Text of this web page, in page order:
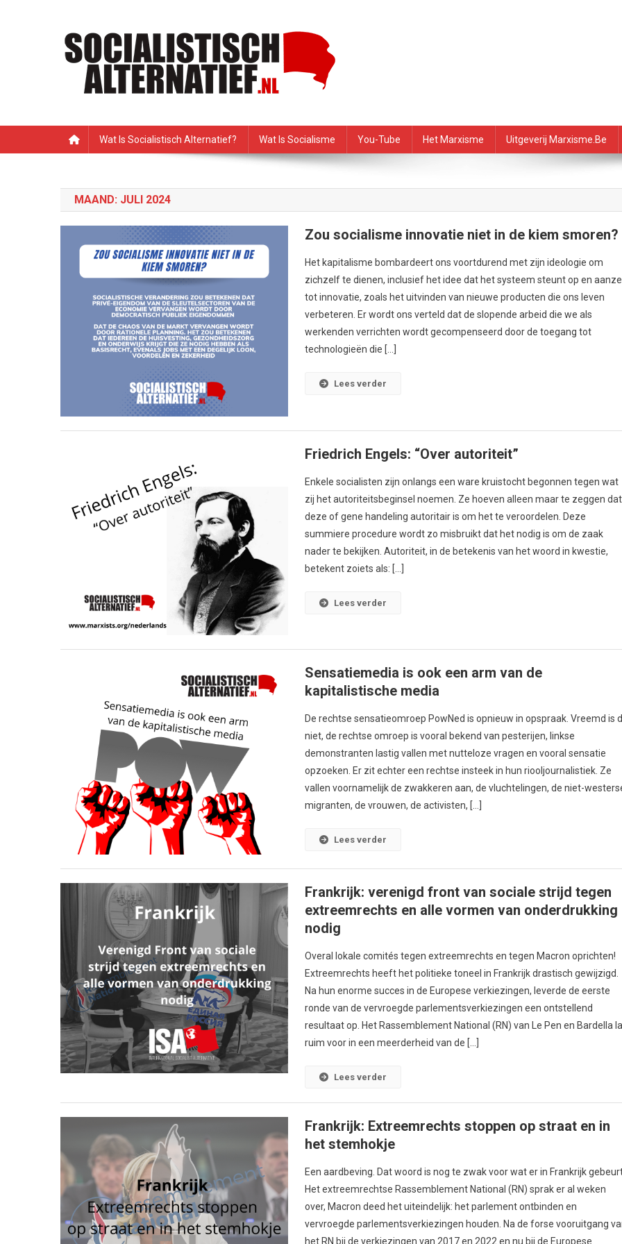
Wat Is Socialistisch Alternatief? Wat Is Socialisme You-Tube Het Marxisme Uitgeverij Marxisme.be
MAAND: JULI 2024
Zou socialisme innovatie niet in de kiem smoren?
Het kapitalisme bombardeert ons voortdurend met zijn ideologie om
zichzelf te dienen, inclusief het idee dat het systeem steunt op en
tot innovatie, zoals het uitvinden van nieuwe producten die ons leven
verbeteren. Er wordt ons verteld dat de slopende arbeid die we als
werkenden verrichten wordt gecompenseerd door de toegang tot
technologieën die […]
Lees verder
Friedrich Engels: “Over autoriteit”
Enkele socialisten zijn onlangs een ware kruistocht begonnen tegen wat
zij het autoriteitsbeginsel noemen. Ze hoeven alleen maar te zeggen dat
deze of gene handeling autoritair is om het te veroordelen. Deze
summiere procedure wordt zo misbruikt dat het nodig is om de zaak
nader te bekijken. Autoriteit, in de betekenis van het woord in kwestie,
betekent zoiets als: […]
Lees verder
Sensatiemedia is ook een arm van de
kapitalistische media
De rechtse sensatieomroep PowNed is opnieuw in opspraak. Vreemd is
niet, de rechtse omroep is vooral bekend van pesterijen, linkse
demonstranten lastig vallen met nutteloze vragen en vooral sensatie
opzoeken. Er zit echter een rechtse insteek in hun riooljournalistiek. Ze
vallen voornamelijk de zwakkeren aan, de vluchtelingen, de niet-
migranten, de vrouwen, de activisten, […]
Lees verder
Frankrijk: verenigd front van sociale strijd tegen
extreemrechts en alle vormen van onderdrukking
nodig
Overal lokale comités tegen extreemrechts en tegen Macron oprichten!
Extreemrechts heeft het politieke toneel in Frankrijk drastisch gewijzigd.
Na hun enorme succes in de Europese verkiezingen, leverde de eerste
ronde van de vervroegde parlementsverkiezingen een ontstellend
resultaat op. Het Rassemblement National (RN) van Le Pen en Bardella
ruim voor in een meerderheid van de […]
Lees verder
Frankrijk: Extreemrechts stoppen op straat en in
het stemhokje
Een aardbeving. Dat woord is nog te zwak voor wat er in Frankrijk
Het extreemrechtse Rassemblement National (RN) sprak er al weken
over, Macron deed het uiteindelijk: het parlement ontbinden en
vervroegde parlementsverkiezingen houden. Na de forse vooruitgang
het RN bij de verkiezingen van 2017 en 2022 en nu bij de Europese